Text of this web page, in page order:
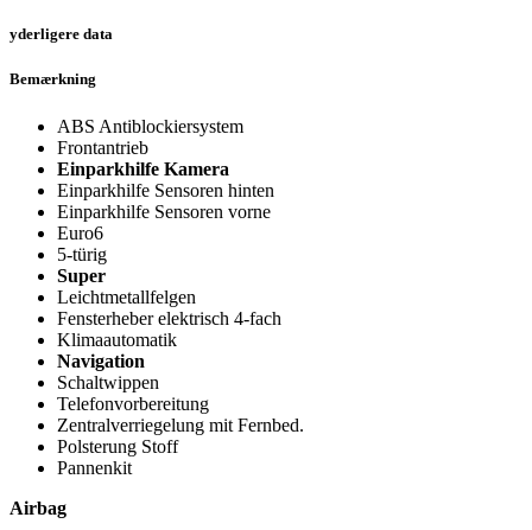
yderligere data
Bemærkning
ABS Antiblockiersystem
Frontantrieb
Einparkhilfe Kamera
Einparkhilfe Sensoren hinten
Einparkhilfe Sensoren vorne
Euro6
5-türig
Super
Leichtmetallfelgen
Fensterheber elektrisch 4-fach
Klimaautomatik
Navigation
Schaltwippen
Telefonvorbereitung
Zentralverriegelung mit Fernbed.
Polsterung Stoff
Pannenkit
Airbag